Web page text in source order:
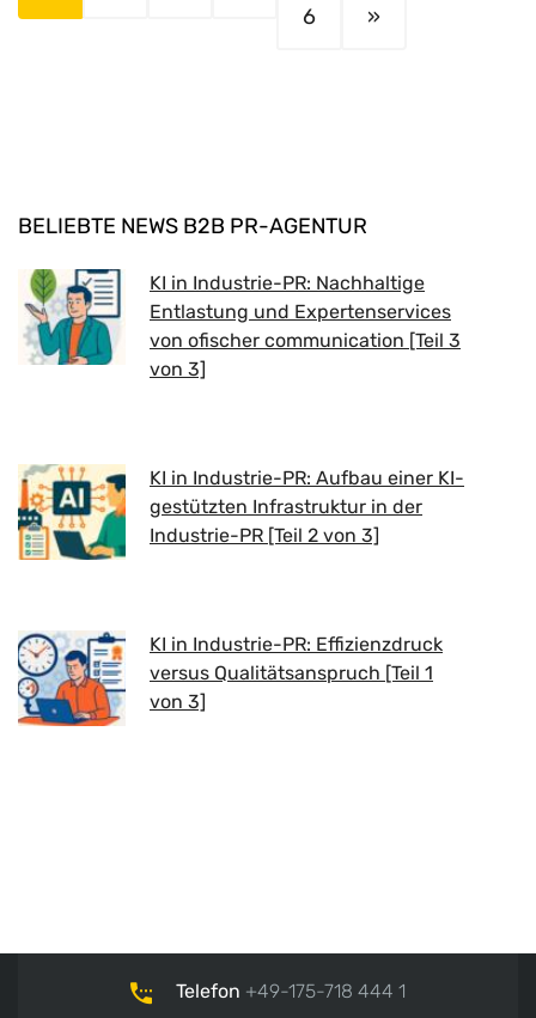
6
»
BELIEBTE NEWS B2B PR-AGENTUR
KI in Industrie-PR: Nachhaltige
Entlastung und Expertenservices
von ofischer communication [Teil 3
von 3]
KI in Industrie-PR: Aufbau einer KI-
gestützten Infrastruktur in der
Industrie-PR [Teil 2 von 3]
KI in Industrie-PR: Effizienzdruck
versus Qualitätsanspruch [Teil 1
von 3]
Telefon +49-175-718 444 1